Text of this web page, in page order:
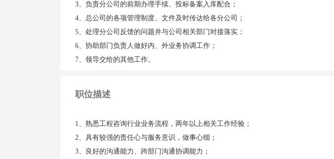
3、负责分公司的前期办理手续、投标备案入库配合；
4、总公司的各项管理制度、文件及时传达给各分公司；
5、处理分公司反馈的问题并与公司相关部门对接落实；
6、协助部门负责人做好内、外业务协调工作；
职位描述
1、熟悉工程咨询行业业务流程，两年以上相关工作经验；
2、具有较强的责任心与服务意识，做事心细；
3、良好的沟通能力、跨部门沟通协调能力；